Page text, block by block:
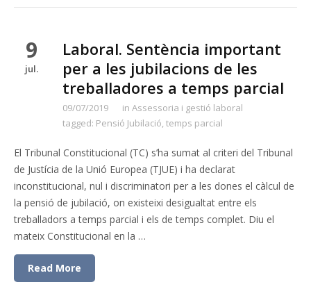
9
jul.
Laboral. Sentència important
per a les jubilacions de les
treballadores a temps parcial
09/07/2019 in Assessoria i gestió laboral
tagged: Pensió Jubilació,temps parcial
El Tribunal Constitucional (TC) s’ha sumat al criteri del Tribunal
de Justícia de la Unió Europea (TJUE) i ha declarat
inconstitucional, nul i discriminatori per a les dones el càlcul de
la pensió de jubilació, on existeixi desigualtat entre els
treballadors a temps parcial i els de temps complet. Diu el
mateix Constitucional en la …
Read More